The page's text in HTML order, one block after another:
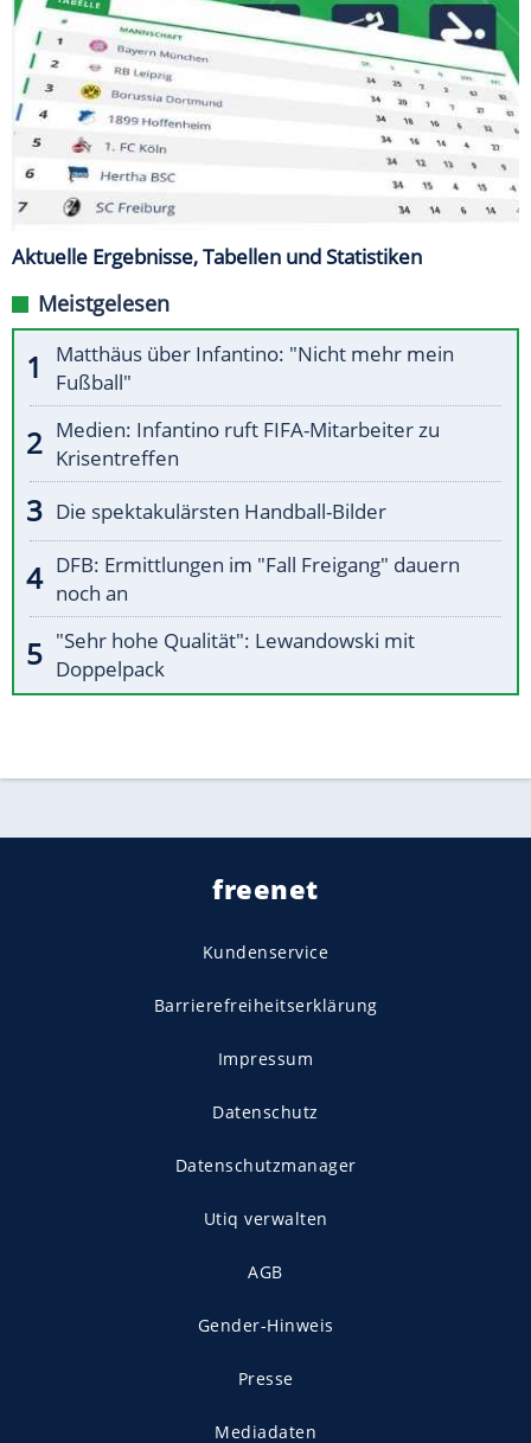
Aktuelle Ergebnisse, Tabellen und Statistiken
Meistgelesen
Matthäus über Infantino: "Nicht mehr mein
Fußball"
Medien: Infantino ruft FIFA-Mitarbeiter zu
Krisentreffen
Die spektakulärsten Handball-Bilder
DFB: Ermittlungen im "Fall Freigang" dauern
noch an
"Sehr hohe Qualität": Lewandowski mit
Doppelpack
freenet
Kundenservice
Barrierefreiheitserklärung
Impressum
Datenschutz
Datenschutzmanager
Utiq verwalten
AGB
Gender-Hinweis
Presse
Mediadaten